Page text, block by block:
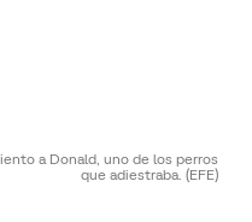
a Donald, uno de los perros
que adiestraba. (EFE)